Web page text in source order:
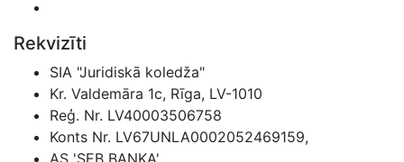
Rekvizīti
SIA "Juridiskā koledža"
Kr. Valdemāra 1c, Rīga, LV-1010
Reģ. Nr. LV40003506758
Konts Nr. LV67UNLA0002052469159,
AS 'SEB BANKA',